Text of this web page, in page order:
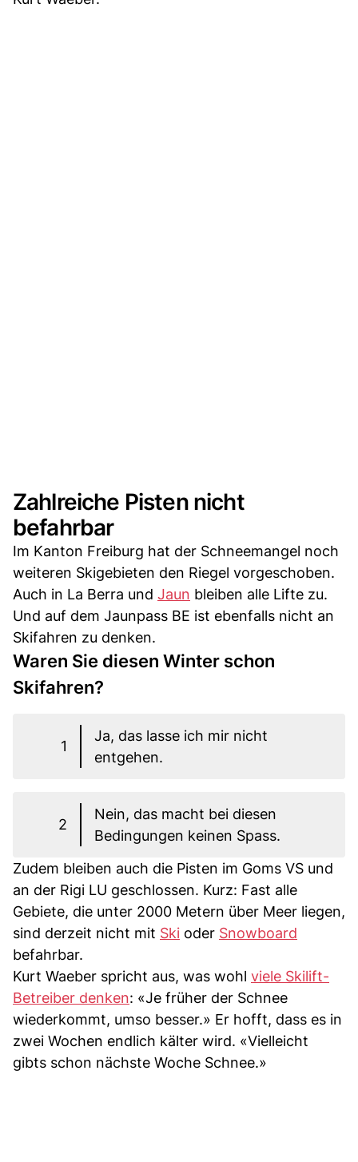
Zahlreiche Pisten nicht
befahrbar
Im Kanton Freiburg hat der Schneemangel noch
weiteren Skigebieten den Riegel vorgeschoben.
Auch in La Berra und Jaun bleiben alle Lifte zu.
Und auf dem Jaunpass BE ist ebenfalls nicht an
Skifahren zu denken.
Waren Sie diesen Winter schon
Skifahren?
1
Ja, das lasse ich mir nicht
entgehen.
2
Nein, das macht bei diesen
Bedingungen keinen Spass.
Zudem bleiben auch die Pisten im Goms VS und
an der Rigi LU geschlossen. Kurz: Fast alle
Gebiete, die unter 2000 Metern über Meer liegen,
sind derzeit nicht mit Ski oder Snowboard
befahrbar.
Kurt Waeber spricht aus, was wohl viele Skilift-
Betreiber denken: «Je früher der Schnee
wiederkommt, umso besser.» Er hofft, dass es in
zwei Wochen endlich kälter wird. «Vielleicht
gibts schon nächste Woche Schnee.»